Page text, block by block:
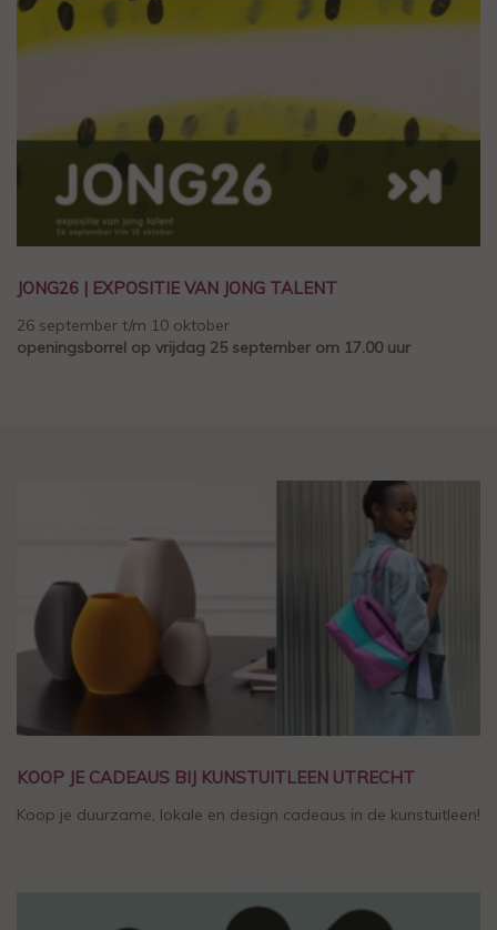
JONG26 | EXPOSITIE VAN JONG TALENT
26 september t/m 10 oktober
openingsborrel op vrijdag 25 september om 17.00 uur
KOOP JE CADEAUS BIJ KUNSTUITLEEN UTRECHT
Koop je duurzame, lokale en design cadeaus in de kunstuitleen!